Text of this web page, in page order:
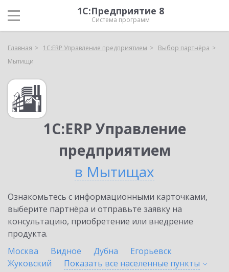
1С:Предприятие 8
Система программ
Главная 1С:ERP Управление предприятием
Выбор партнёра
Мытищи
1С:ERP Управление
предприятием
в Мытищах
Ознакомьтесь с информационными карточками,
выберите партнёра и отправьте заявку на
консультацию, приобретение или внедрение
продукта.
Москва
Видное Дубна
Егорьевск
Жуковский
Показать все населенные пункты